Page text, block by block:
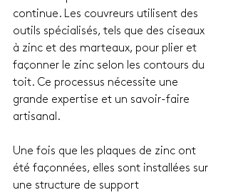
continue. Les couvreurs utilisent des
outils spécialisés, tels que des ciseaux
à zinc et des marteaux, pour plier et
façonner le zinc selon les contours du
toit. Ce processus nécessite une
grande expertise et un savoir-faire
artisanal.
Une fois que les plaques de zinc ont
été façonnées, elles sont installées sur
une structure de support